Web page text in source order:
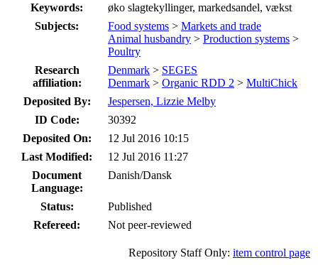
Keywords:
øko slagtekyllinger, markedsandel, vækst
Subjects:
Food systems > Markets and trade
Animal husbandry > Production systems >
Poultry
Research
affiliation:
Denmark > SEGES
Denmark > Organic RDD 2 > MultiChick
Deposited By:
Jespersen, Lizzie Melby
ID Code:
30392
Deposited On:
12 Jul 2016 10:15
Last Modified:
12 Jul 2016 11:27
Document
Language:
Danish/Dansk
Status:
Published
Refereed:
Not peer-reviewed
Repository Staff Only: item control page